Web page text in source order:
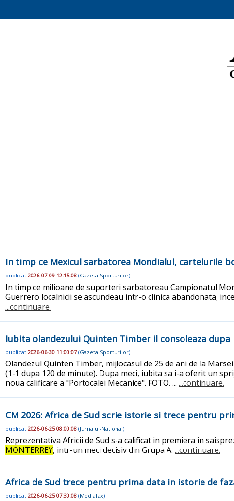
In timp ce Mexicul sarbatorea Mondialul, cartelurile
publicat 2026-07-09 12:15:08 (Gazeta-Sporturilor)
In timp ce milioane de suporteri sarbatoreau Campionatul
Guerrero localnicii se ascundeau intr-o clinica abandonata,
...continuare.
Iubita olandezului Quinten Timber il consoleaza
publicat 2026-06-30 11:00:07(Gazeta-Sporturilor)
Olandezul Quinten Timber, mijlocasul de 25 de ani de la
(1-1 dupa 120 de minute). Dupa meci, iubita sa i-a oferit un
noua calificare a "Portocalei Mecanice". FOTO. ... ...continuare.
CM 2026: Africa de Sud scrie istorie si trece pentru
publicat 2026-06-25 08:00:08 (Jurnalul-National)
Reprezentativa Africii de Sud s-a calificat in premiera in
MONTERREY, intr-un meci decisiv din Grupa A. ...continuare.
Africa de Sud trece pentru prima data in istorie de
publicat 2026-06-25 07:30:08 (Mediafax)